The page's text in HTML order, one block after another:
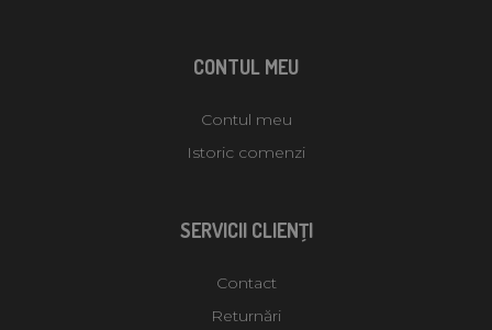
CONTUL MEU
Contul meu
Istoric comenzi
SERVICII CLIENŢI
Contact
Returnări